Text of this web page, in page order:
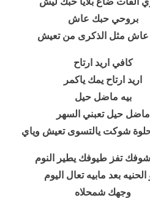
بروحي حبك عاش
مثل الذكرى من تعيش
كافي اريد ارتاح
اريد ارتاح يمك ياكمر
بيه ماضل حيل
ماضل حيل تعبني السهر
شوكت يالتسوى تعيش وياي
تفز طيوفك يطير النوم
الحنيه بعد مابيه تعال اليوم
وجهك شمحلاه